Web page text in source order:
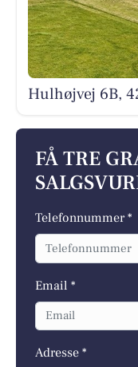
Hulhøjvej 6B,
FÅ TRE
Telefonnummer *
Email *
Adresse *